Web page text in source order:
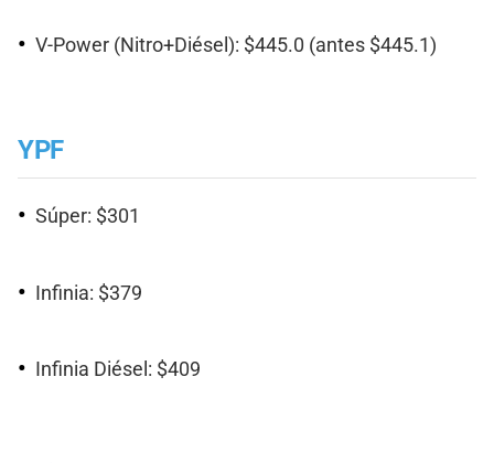
V-Power (Nitro+Diésel): $445.0 (antes $445.1)
YPF
Súper: $301
Infinia: $379
Infinia Diésel: $409